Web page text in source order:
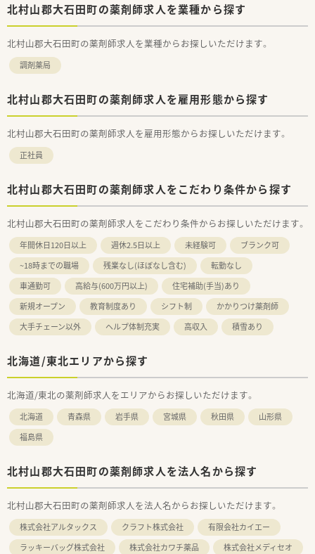
北村山郡大石田町の薬剤師求人を業種から探す
北村山郡大石田町の薬剤師求人を業種からお探しいただけます。
調剤薬局
北村山郡大石田町の薬剤師求人を雇用形態から探す
北村山郡大石田町の薬剤師求人を雇用形態からお探しいただけます。
正社員
北村山郡大石田町の薬剤師求人をこだわり条件から探す
北村山郡大石田町の薬剤師求人をこだわり条件からお探しいただけます。
年間休日120日以上 週休2.5日以上 未経験可
ブランク可
~18時までの職場
残業なし(ほぼなし含む)
転勤なし
車通勤可
高給与(600万円以上)
住宅補助(手当)あり
新規オープン
教育制度あり シフト制
かかりつけ薬剤師
大手チェーン以外
ヘルプ体制充実 高収入 積雪あり
北海道/東北エリアから探す
北海道/東北の薬剤師求人をエリアからお探しいただけます。
北海道 青森県 岩手県 宮城県 秋田県
山形県
福島県
北村山郡大石田町の薬剤師求人を法人名から探す
北村山郡大石田町の薬剤師求人を法人名からお探しいただけます。
株式会社アルタックス クラフト株式会社
有限会社カイエー
ラッキーバッグ株式会社
株式会社カワチ薬品
株式会社メディセオ